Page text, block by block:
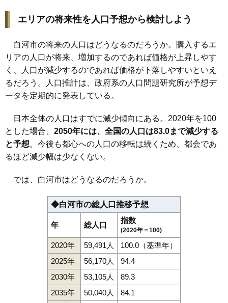
99 南湖 2.3万円 681万円
表郷番沢 1.7万円 167万円 -27.8%
102 東蕪内 1.5万円 52万円 -34.0%
103 大信中新城 1.4万円 180万円 -31.8%
104 大信下小屋 1.4万円
106 旗宿 1.2万円 131万円 -38.6%
107 大信下新城 1.2万円 685万円 -16.8%
108 表郷八幡 0.9万円
エリアの将来性を人口予想から検討しよう
白河市の将来の人口はどうなるのだろうか。購入するエ
リアの人口が将来、増加するのであれば価格が上昇しやす
く、人口が減少するのであれば価格が下落しやすいといえ
るだろう。人口推計は、政府系の人口問題研究所が予想デ
ータを定期的に発表している。
日本全体の人口はすでに減少傾向にある。2020年を100
とした場合、 2050年には、全国の人口は83.0まで減少する
と予想。今後も都心への人口の移転は続くため、都会であ
るほど減少幅は少なくない。
では、白河市はどうなるのだろうか。
◆白河市の総人口推移予想
年 総人口
指数
(2020年＝100)
2020年 59,491人
100.0（基準年）
2025年
56,170人
94.4
2030年
53,105人
89.3
2035年
50,040人
84.1